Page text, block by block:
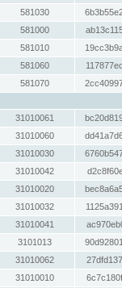
581030
581000
581010
581060
581070
31010061
31010060
31010030
31010042
31010020
31010032
31010041
3101013
31010062
31010010